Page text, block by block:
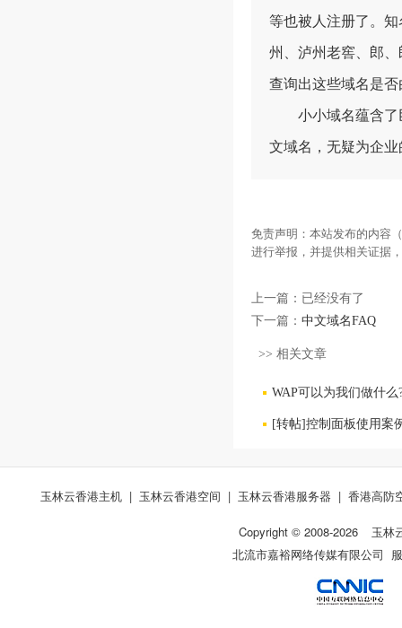
等也被人注册了。
州、泸州老窖、郎
查询出这些域名是
小小域名蕴含了
文域名，无疑为企
免责声明：本站发布的内容
进行举报，并提供相关证据
上一篇：已经没有了
下一篇： 中文域名FAQ
>> 相关文章
WAP可以为我们做什么
[转帖]控制面板使用案
玉林云香港主机 | 玉林云香港空间 | 玉林云香港服务器 | 香港高防
Copyright © 2008-2026
玉林
北流市嘉裕网络传媒有限公司